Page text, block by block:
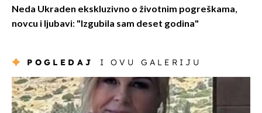
Neda Ukraden ekskluzivno o životnim pogreškama,
novcu i ljubavi: "Izgubila sam deset godina"
POGLEDAJ I OVU GALERIJU